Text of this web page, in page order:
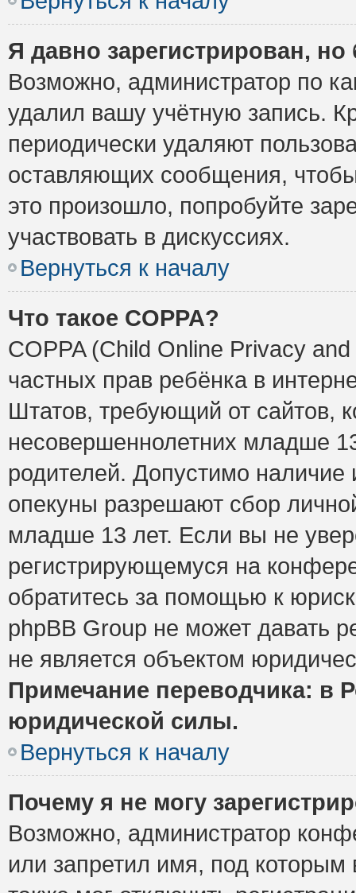
Я давно зарегистрирован,
Возможно, администратор по
удалил вашу учётную запись.
периодически удаляют
оставляющих сообщения,
это произошло, попробуйте
участвовать в дискуссиях.
Вернуться к началу
Что такое COPPA?
COPPA (Child Online Privacy
частных прав ребёнка в
Штатов, требующий от сайтов,
несовершеннолетних младше
родителей. Допустимо наличие
опекуны разрешают сбор
младше 13 лет. Если вы не
регистрирующемуся на
обратитесь за помощью к
phpBB Group не может давать
не является объектом
Примечание переводчика: в
юридической силы.
Вернуться к началу
Почему я не могу
Возможно, администратор
или запретил имя, под которым